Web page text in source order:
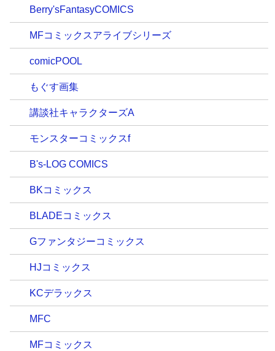
Berry'sFantasyCOMICS
MFコミックスアライブシリーズ
comicPOOL
もぐす画集
講談社キャラクターズA
モンスターコミックスf
B's-LOG COMICS
BKコミックス
BLADEコミックス
Gファンタジーコミックス
HJコミックス
KCデラックス
MFC
MFコミックス